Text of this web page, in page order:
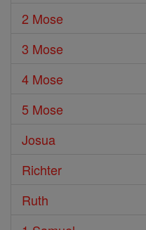
2 Mose
3 Mose
4 Mose
5 Mose
Josua
Richter
Ruth